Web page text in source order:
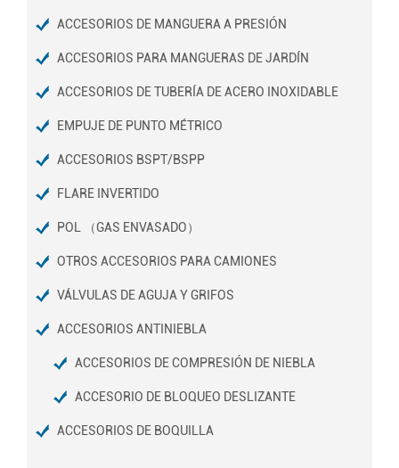
ACCESORIOS DE MANGUERA A PRESIÓN
ACCESORIOS PARA MANGUERAS DE JARDÍN
ACCESORIOS DE TUBERÍA DE ACERO INOXIDABLE
EMPUJE DE PUNTO MÉTRICO
ACCESORIOS BSPT/BSPP
FLARE INVERTIDO
POL （GAS ENVASADO）
OTROS ACCESORIOS PARA CAMIONES
VÁLVULAS DE AGUJA Y GRIFOS
ACCESORIOS ANTINIEBLA
ACCESORIOS DE COMPRESIÓN DE NIEBLA
ACCESORIO DE BLOQUEO DESLIZANTE
ACCESORIOS DE BOQUILLA